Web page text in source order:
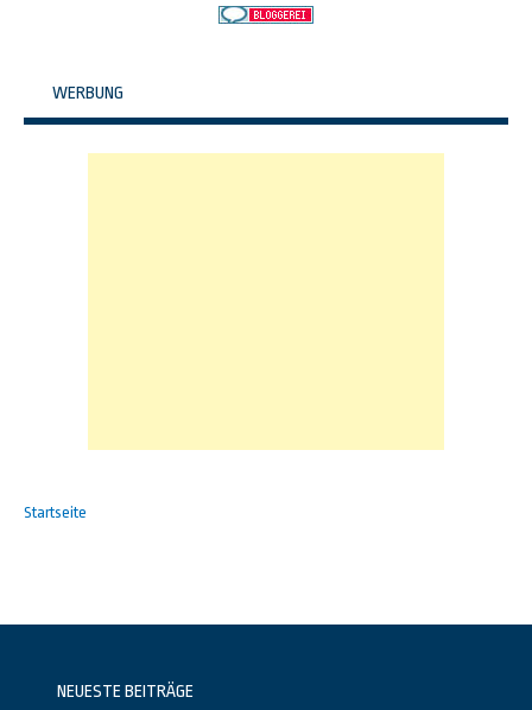
WERBUNG
Startseite
NEUESTE BEITRÄGE